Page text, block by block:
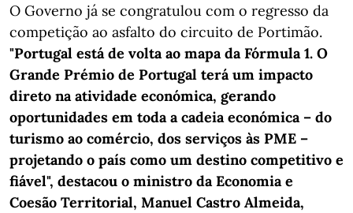
O Governo já se congratulou com o regresso da
competição ao asfalto do circuito de Portimão.
"Portugal está de volta ao mapa da Fórmula 1. O
Grande Prémio de Portugal terá um impacto
direto na atividade económica, gerando
oportunidades em toda a cadeia económica – do
turismo ao comércio, dos serviços às PME –
projetando o país como um destino competitivo e
fiável", destacou o ministro da Economia e
Coesão Territorial, Manuel Castro Almeida,